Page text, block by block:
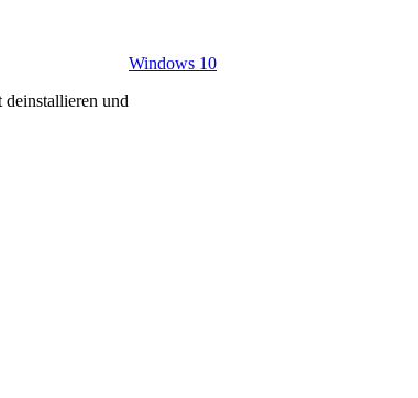
Windows 10
und